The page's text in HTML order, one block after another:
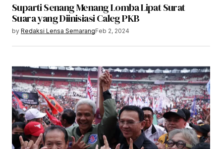
Suparti Senang Menang Lomba Lipat Surat
Suara yang Diinisiasi Caleg PKB
by Redaksi Lensa SemarangFeb 2, 2024